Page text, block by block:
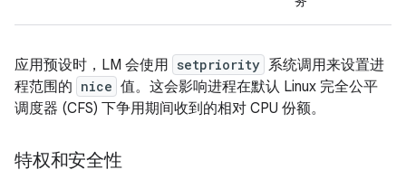
应用预设时，LM 会使用 setpriority 系统调用来设置进
程范围的 nice 值。这会影响进程在默认 Linux 完全公平
调度器 (CFS) 下争用期间收到的相对 CPU 份额。
特权和安全性